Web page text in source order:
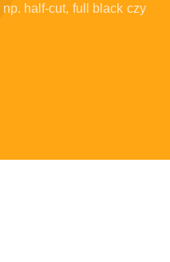
half-cut, full black czy